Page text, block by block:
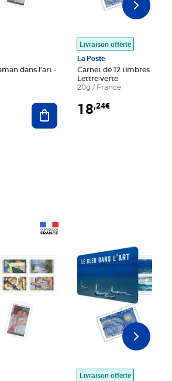
dans l'art -
Ajouter au panier
Livraison offerte
La Poste
Carnet de 12 timbres - Le
Lettre verte
20g / France
18,24€
Livraison offerte